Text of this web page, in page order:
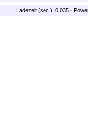
Ladezeit (sec.): 0.035 ·